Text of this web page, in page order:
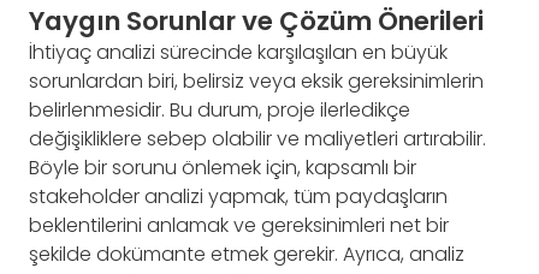
Yaygın Sorunlar ve Çözüm Önerileri
İhtiyaç analizi sürecinde karşılaşılan en büyük
sorunlardan biri, belirsiz veya eksik gereksinimlerin
belirlenmesidir. Bu durum, proje ilerledikçe
değişikliklere sebep olabilir ve maliyetleri artırabilir.
Böyle bir sorunu önlemek için, kapsamlı bir
stakeholder analizi yapmak, tüm paydaşların
beklentilerini anlamak ve gereksinimleri net bir
şekilde dokümante etmek gerekir. Ayrıca, analiz